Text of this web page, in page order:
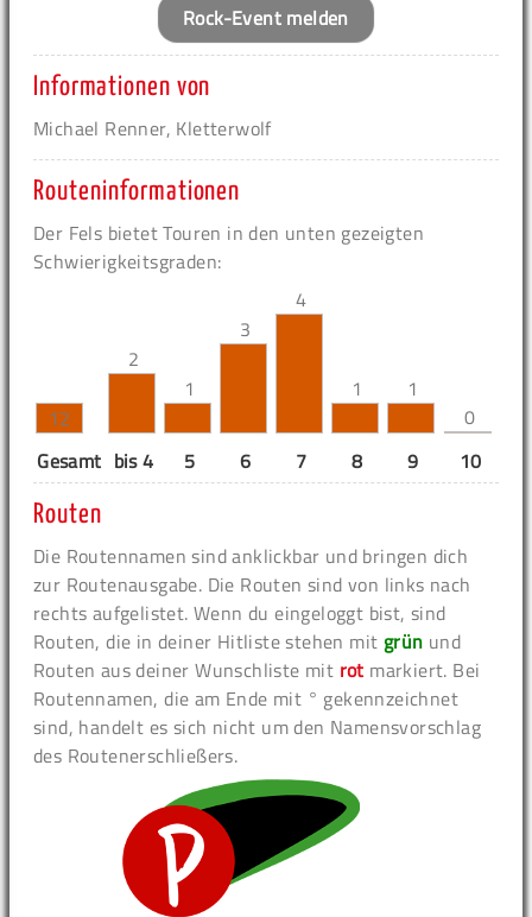
Rock-Event melden
Informationen von
Michael Renner, Kletterwolf
Routeninformationen
Der Fels bietet Touren in den unten gezeigten
Schwierigkeitsgraden:
12
2
1
3
4
1
1
0
Gesamt bis 4 5 6 7 8 9 10
Routen
Die Routennamen sind anklickbar und bringen dich
zur Routenausgabe. Die Routen sind von links nach
rechts aufgelistet. Wenn du eingeloggt bist, sind
Routen, die in deiner Hitliste stehen mit grün und
Routen aus deiner Wunschliste mit rot markiert. Bei
Routennamen, die am Ende mit ° gekennzeichnet
sind, handelt es sich nicht um den Namensvorschlag
des Routenerschließers.